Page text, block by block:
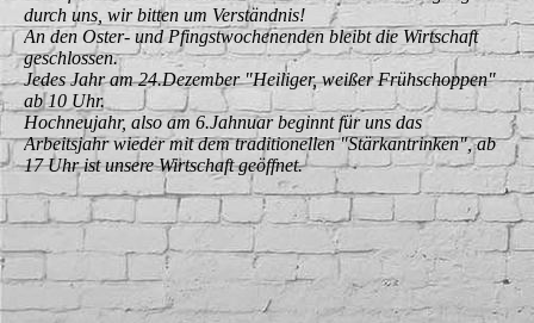
durch uns, wir bitten um Verständnis!
An den Oster- und Pfingstwochenenden bleibt die Wirtschaft
geschlossen.
Jedes Jahr am 24.Dezember "Heiliger, weißer Frühschoppen"
ab 10 Uhr.
Hochneujahr, also am 6.Jahnuar beginnt für uns das
Arbeitsjahr wieder mit dem traditionellen "Stärkantrinken", ab
17 Uhr ist unsere Wirtschaft geöffnet.